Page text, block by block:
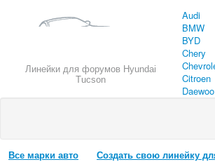
Линейки для форумов Hyundai
Tucson
Audi
BMW
BYD
Chery
Citroen
Daewoo
Все марки авто Создать свою линейку